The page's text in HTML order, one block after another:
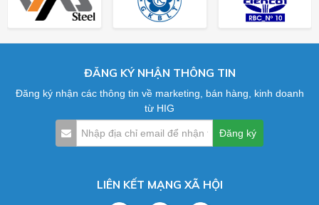
ĐĂNG KÝ NHẬN THÔNG TIN
Đăng ký nhận các thông tin về marketing, bán hàng, kinh doanh
từ HIG
LIÊN KẾT MẠNG XÃ HỘI